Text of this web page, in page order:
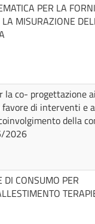
PER LA
MISURAZIONE
co- progettazione
di interventi e
della
2026
DI CONSUMO PER